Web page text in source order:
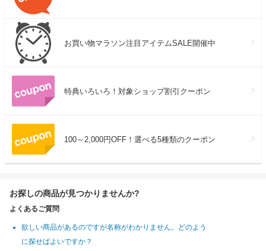
お買い物マラソン注目アイテムSALE開催中
特典いろいろ！対象ショップ割引クーポン
100～2,000円OFF！選べる5種類のクーポン
お探しの商品が見つかりませんか?
よくあるご質問
欲しい商品があるのですが名称がわかりません。どのよう
に探せばよいですか？